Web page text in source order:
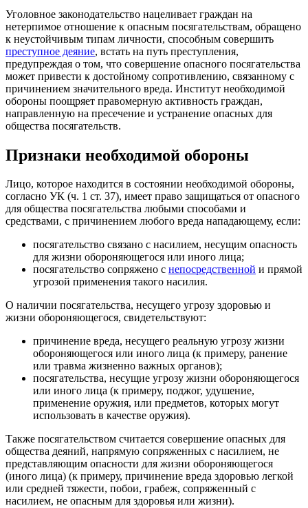
Уголовное законодательство нацеливает граждан на
нетерпимое отношение к опасным посягательствам, обращено
к неустойчивым типам личности, способным совершить
преступное деяние, встать на путь преступления,
предупреждая о том, что совершение опасного посягательства
может привести к достойному сопротивлению, связанному с
причинением значительного вреда. Институт необходимой
обороны поощряет правомерную активность граждан,
направленную на пресечение и устранение опасных для
общества посягательств.
Признаки необходимой обороны
Лицо, которое находится в состоянии необходимой обороны,
согласно УК (ч. 1 ст. 37), имеет право защищаться от опасного
для общества посягательства любыми способами и
средствами, с причинением любого вреда нападающему, если:
посягательство связано с насилием, несущим опасность
для жизни обороняющегося или иного лица;
посягательство сопряжено с непосредственной и прямой
угрозой применения такого насилия.
О наличии посягательства, несущего угрозу здоровью и
жизни обороняющегося, свидетельствуют:
причинение вреда, несущего реальную угрозу жизни
обороняющегося или иного лица (к примеру, ранение
или травма жизненно важных органов);
посягательства, несущие угрозу жизни обороняющегося
или иного лица (к примеру, поджог, удушение,
применение оружия, или предметов, которых могут
использовать в качестве оружия).
Также посягательством считается совершение опасных для
общества деяний, напрямую сопряженных с насилием, не
представляющим опасности для жизни обороняющегося
(иного лица) (к примеру, причинение вреда здоровью легкой
или средней тяжести, побои, грабеж, сопряженный с
насилием, не опасным для здоровья или жизни).